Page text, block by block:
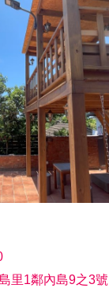
里1鄰內島9之3號